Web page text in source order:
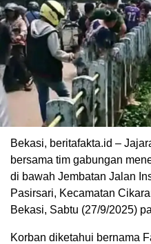
Bekasi, beritafakta.id –
bersama tim gabungan
di bawah Jembatan Jalan
Pasirsari, Kecamatan
Bekasi, Sabtu (27/9/2025)
Korban diketahui bernama